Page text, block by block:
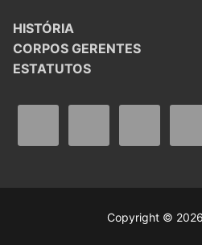
HISTÓRIA
CORPOS GERENTES
ESTATUTOS
Copyright ©